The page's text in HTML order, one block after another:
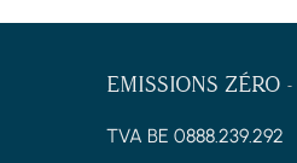
EMISSIONS ZÉRO -
TVA BE 0888.239.292